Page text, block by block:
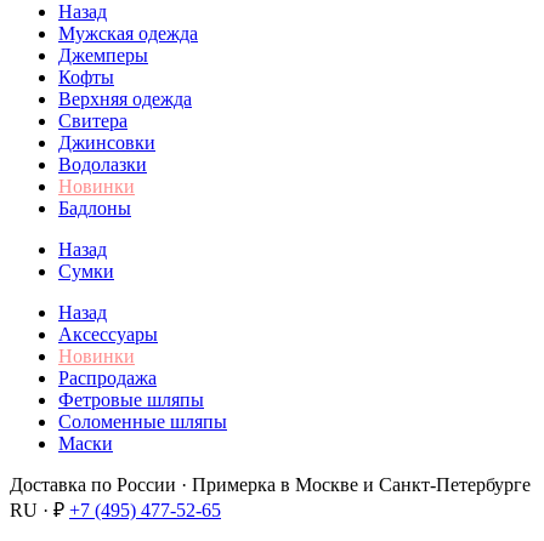
Назад
Мужская одежда
Джемперы
Кофты
Верхняя одежда
Свитера
Джинсовки
Водолазки
Новинки
Бадлоны
Назад
Сумки
Назад
Аксессуары
Новинки
Распродажа
Фетровые шляпы
Соломенные шляпы
Маски
Доставка по России · Примерка в Москве и Санкт-Петербурге
RU · ₽ +7 (495) 477-52-65